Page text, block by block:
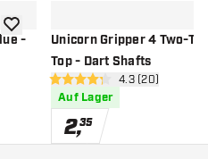
-
Zur Wunschliste hinzufügen
Unicorn Gripper 4 Two-
Top - Dart Shafts
4.3 Bewertungssterne
4.3 (20)
Auf Lager
2,35